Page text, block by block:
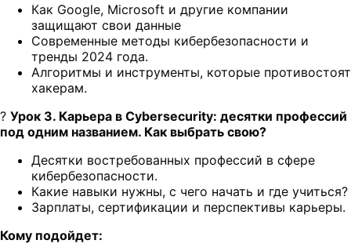
Как Google, Microsoft и другие компании
защищают свои данные
Современные методы кибербезопасности и
тренды 2024 года.
Алгоритмы и инструменты, которые противостоят
хакерам.
? Урок 3. Карьера в Cybersecurity: десятки профессий
под одним названием. Как выбрать свою?
Десятки востребованных профессий в сфере
кибербезопасности.
Какие навыки нужны, с чего начать и где учиться?
Зарплаты, сертификации и перспективы карьеры.
Кому подойдет: